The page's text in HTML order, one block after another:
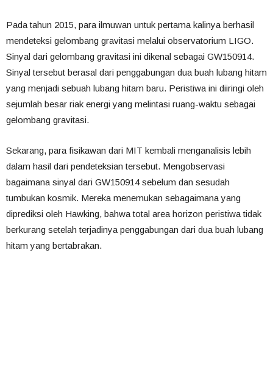
Pada tahun 2015, para ilmuwan untuk pertama kalinya berhasil
mendeteksi gelombang gravitasi melalui observatorium LIGO.
Sinyal dari gelombang gravitasi ini dikenal sebagai GW150914.
Sinyal tersebut berasal dari penggabungan dua buah lubang hitam
yang menjadi sebuah lubang hitam baru. Peristiwa ini diiringi oleh
sejumlah besar riak energi yang melintasi ruang-waktu sebagai
gelombang gravitasi.
Sekarang, para fisikawan dari MIT kembali menganalisis lebih
dalam hasil dari pendeteksian tersebut. Mengobservasi
bagaimana sinyal dari GW150914 sebelum dan sesudah
tumbukan kosmik. Mereka menemukan sebagaimana yang
diprediksi oleh Hawking, bahwa total area horizon peristiwa tidak
berkurang setelah terjadinya penggabungan dari dua buah lubang
hitam yang bertabrakan.